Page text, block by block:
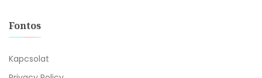
Fontos
Kapcsolat